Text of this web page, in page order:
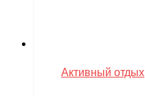
Активный отдых